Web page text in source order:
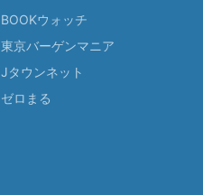
BOOKウォッチ
東京バーゲンマニア
Jタウンネット
ゼロまる